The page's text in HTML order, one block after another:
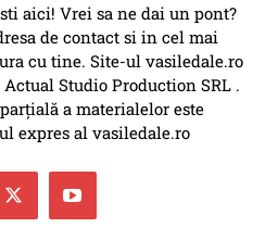
aici! Vrei sa ne dai un pont?
de contact si in cel mai
cu tine. Site-ul vasiledale.ro
Studio Production SRL .
a materialelor este
expres al vasiledale.ro